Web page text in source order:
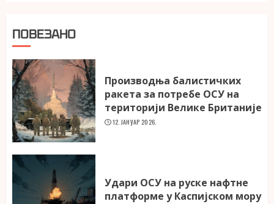
ПОВЕЗАНО
Производња балистичких
ракета за потребе ОСУ на
територији Велике Британије
12. ЈАНУАР 2026.
Удари ОСУ на руске нафтне
платформе у Каспијском мору